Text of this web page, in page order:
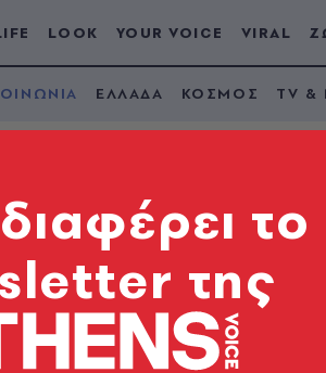
LOOK YOUR VOICE VIRAL
ΕΛΛΑΔΑ ΚΟΣΜΟΣ TV &
Γρίβα: Η
το
της